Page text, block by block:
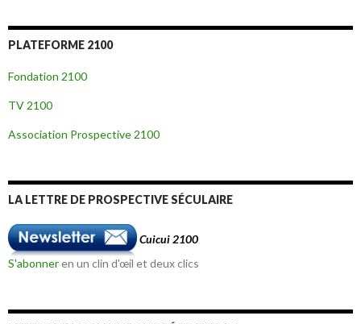
PLATEFORME 2100
Fondation 2100
TV 2100
Association Prospective 2100
LA LETTRE DE PROSPECTIVE SÉCULAIRE
Cuicui 2100
S'abonneren un clin d'œil et deux clics